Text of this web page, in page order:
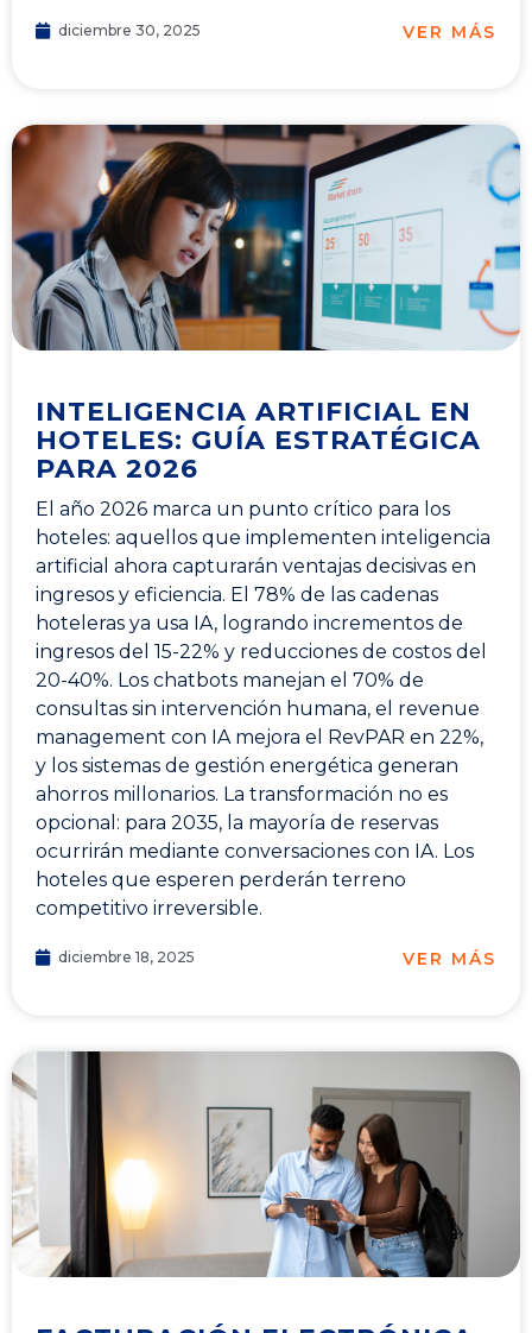
diciembre 30, 2025 VER MÁS
INTELIGENCIA ARTIFICIAL EN
HOTELES: GUÍA ESTRATÉGICA
PARA 2026
El año 2026 marca un punto crítico para los
hoteles: aquellos que implementen inteligencia
artificial ahora capturarán ventajas decisivas en
ingresos y eficiencia. El 78% de las cadenas
hoteleras ya usa IA, logrando incrementos de
ingresos del 15-22% y reducciones de costos del
20-40%. Los chatbots manejan el 70% de
consultas sin intervención humana, el revenue
management con IA mejora el RevPAR en 22%,
y los sistemas de gestión energética generan
ahorros millonarios. La transformación no es
opcional: para 2035, la mayoría de reservas
ocurrirán mediante conversaciones con IA. Los
hoteles que esperen perderán terreno
competitivo irreversible.
diciembre 18, 2025 VER MÁS